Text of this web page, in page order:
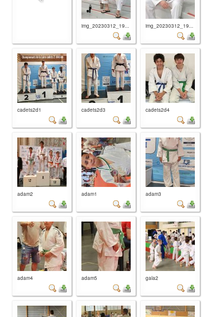
img_20230312_19... img_20230312_19...
cadets2d1 cadets2d3 cadets2d4
adam2 adam1 adam3
adam4 adam5 gala2